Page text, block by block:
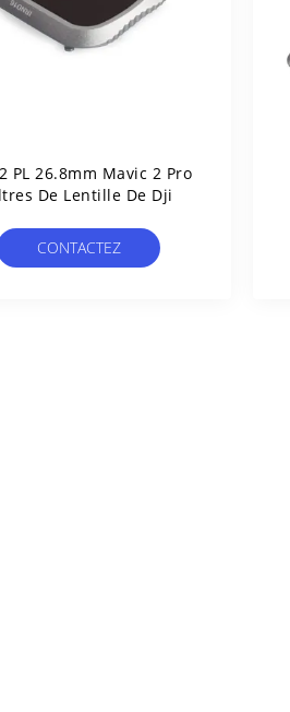
PL 26.8mm Mavic 2 Pro
De Lentille De Dji
CONTACTEZ